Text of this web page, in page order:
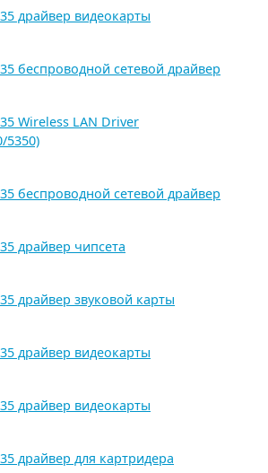
драйвер видеокарты
беспроводной сетевой драйвер
Wireless LAN Driver
5350)
беспроводной сетевой драйвер
драйвер чипсета
драйвер звуковой карты
драйвер видеокарты
драйвер видеокарты
драйвер для картридера